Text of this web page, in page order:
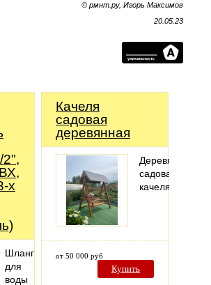
© рмнт.ру, Игорь Максимов
20.05.23
2",
х
Шланг
для
воды
Качеля
садовая
деревянная
Деревянная
садовая
качеля
от 50 000 руб
Купить